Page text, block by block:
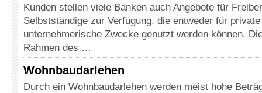
Kunden stellen viele Banken auch Angebote für
Selbstständige zur Verfügung, die entweder für
unternehmerische Zwecke genutzt werden können.
Rahmen des …
Wohnbaudarlehen
Durch ein Wohnbaudarlehen werden meist hohe